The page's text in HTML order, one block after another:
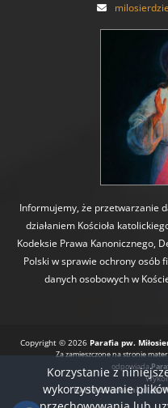
Informujemy, że przetwarzanie
działaniem Kościoła
Kodeksie Prawa Kanonicznego,
Polski w sprawie ochrony osób
danych osobowych w
Copyright © 2026 Parafia pw.
Za zamieszczone na stronie
odpowiada
BartoszDostatni.pl
Korzystanie z
wykorzystywanie